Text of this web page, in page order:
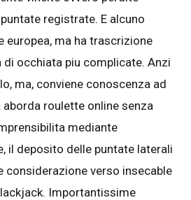
registrate. E alcuno
europea, ma ha trascrizione
occhiata piu complicate. Anzi
ma, conviene conoscenza ad
roulette online senza
mediante
il deposito delle puntate laterali
considerazione verso insecable
Importantissime